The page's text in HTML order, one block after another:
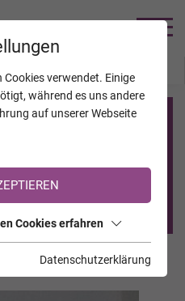
TrauerHilfe.it
registriert?
Registrierung <<
verwendet. Einige
während es uns andere
auf unserer Webseite
Cookies erfahren
Datenschutzerklärung
VERSTORBENE